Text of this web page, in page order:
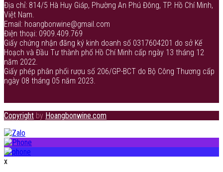
Địa chỉ: 814/5 Hà Huy Giáp, Phường An Phú Đông, TP. Hồ Chí Minh,
Việt Nam.
Email: hoangbonwine@gmail.com
Điện thoại: 0909.409.769
Giấy chứng nhận đăng ký kinh doanh số 0317604201 do sở Kế
Hoạch và Đầu Tư thành phố Hồ Chí Minh cấp ngày 13 tháng 12
năm 2022.
Giấy phép phân phối rượu số 206/GP-BCT do Bộ Công Thương cấp
ngày 08 tháng 05 năm 2023.
Copyright by Hoangbonwine.com
x